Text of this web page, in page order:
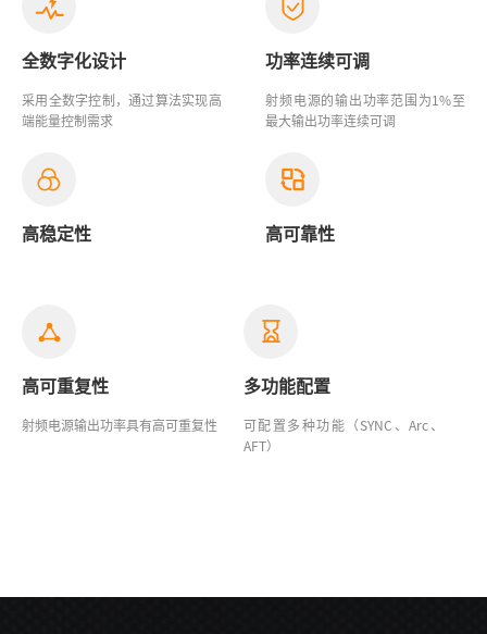
全数字化设计
采用全数字控制，通过算法实现高
端能量控制需求
功率连续可调
射频电源的输出功率范围为1%至
最大输出功率连续可调
高稳定性 高可靠性
高可重复性
射频电源输出功率具有高可重复性
多功能配置
可配置多种功能（SYNC、Arc、
AFT）